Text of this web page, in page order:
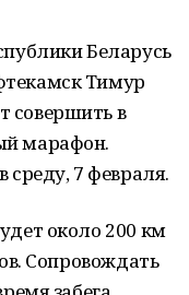
Беларусь
Тимур
совершить в
марафон.
среду, 7 февраля.
около 200 км
Сопровождать